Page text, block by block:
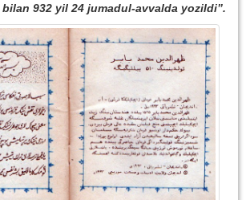
932 yil 24 jumadul-avvalda yozildi”.